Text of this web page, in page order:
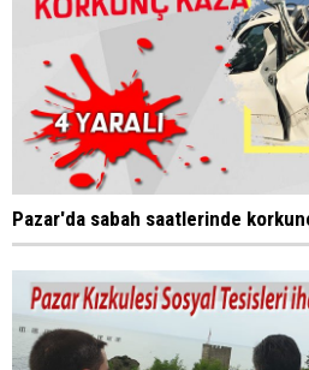
Pazar'da sabah saatlerinde